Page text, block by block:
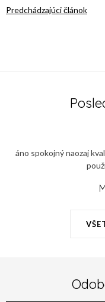
Predchádzajúci článok
áno spokojný naozaj